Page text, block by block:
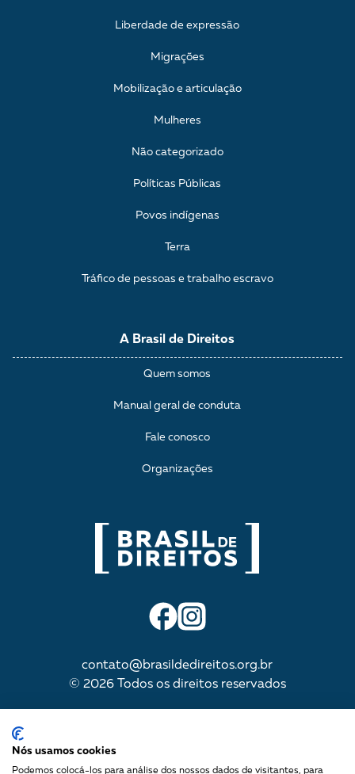
contato@brasildedireitos.org.br
© 2026 Todos os direitos reservados
A Brasil de Direitos
Quem somos
Manual geral de conduta
Fale conosco
Organizações
Liberdade de expressão
Migrações
Mobilização e articulação
Mulheres
Não categorizado
Políticas Públicas
Povos indígenas
Terra
Tráfico de pessoas e trabalho escravo
Nós usamos cookies
Podemos colocá-los para análise dos nossos dados de visitantes, para